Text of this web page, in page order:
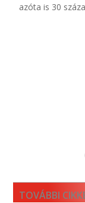
azóta is 30
TOVÁBBI